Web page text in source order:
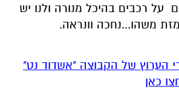
על רכבים בהיכל מנורה ולנו יש
משהו...נחכה וונראה.
הערוץ של הקבוצה "אשדוד נט"